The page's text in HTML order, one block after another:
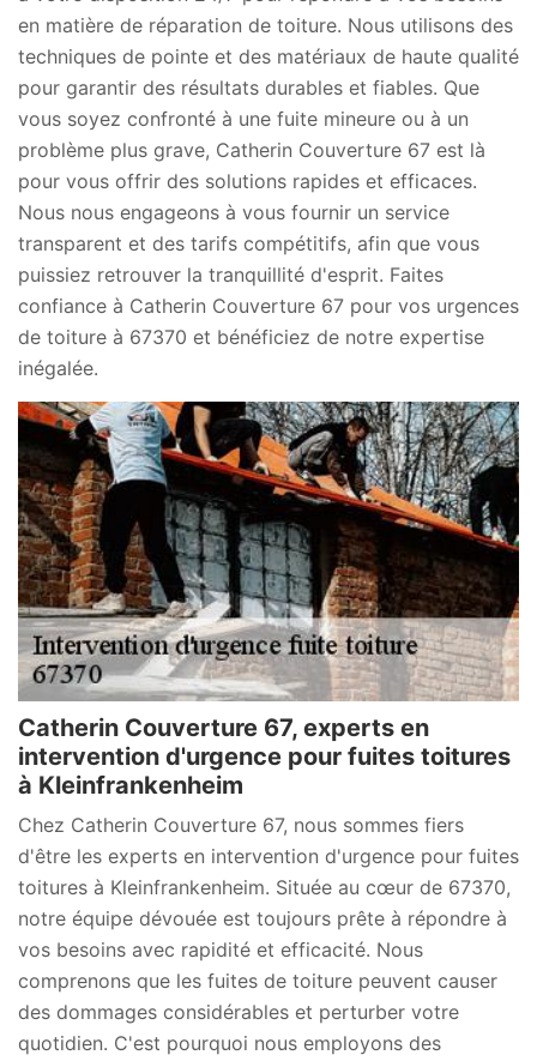
en matière de réparation de toiture. Nous utilisons des
techniques de pointe et des matériaux de haute qualité
pour garantir des résultats durables et fiables. Que
vous soyez confronté à une fuite mineure ou à un
problème plus grave, Catherin Couverture 67 est là
pour vous offrir des solutions rapides et efficaces.
Nous nous engageons à vous fournir un service
transparent et des tarifs compétitifs, afin que vous
puissiez retrouver la tranquillité d'esprit. Faites
confiance à Catherin Couverture 67 pour vos urgences
de toiture à 67370 et bénéficiez de notre expertise
inégalée.
Catherin Couverture 67, experts en
intervention d'urgence pour fuites toitures
à Kleinfrankenheim
Chez Catherin Couverture 67, nous sommes fiers
d'être les experts en intervention d'urgence pour fuites
toitures à Kleinfrankenheim. Située au cœur de 67370,
notre équipe dévouée est toujours prête à répondre à
vos besoins avec rapidité et efficacité. Nous
comprenons que les fuites de toiture peuvent causer
des dommages considérables et perturber votre
quotidien. C'est pourquoi nous employons des